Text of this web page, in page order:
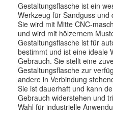
Gestaltungsflasche ist ein
Werkzeug für Sandguss
Sie wird mit Mitte CNC-
und wird mit hölzernem
Gestaltungsflasche ist für
bestimmt und ist eine ideale
Gebrauch. Sie stellt eine
Gestaltungsflasche zur
andere in Verbindung
Sie ist dauerhaft und kann
Gebrauch widerstehen und
Wahl für industrielle